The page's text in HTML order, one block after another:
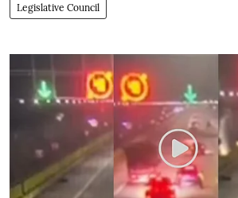
Legislative Council